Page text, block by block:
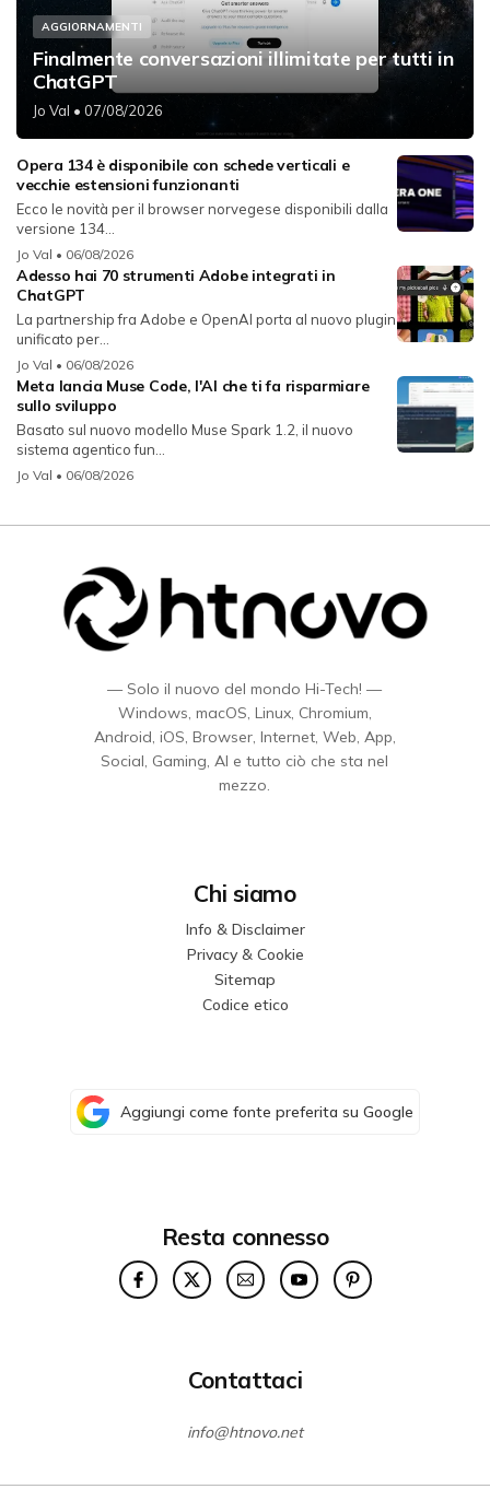
AGGIORNAMENTI
Finalmente conversazioni illimitate per tutti in
ChatGPT
Jo Val • 07/08/2026
Opera 134 è disponibile con schede verticali e
vecchie estensioni funzionanti
Ecco le novità per il browser norvegese disponibili dalla
versione 134...
Jo Val • 06/08/2026
Adesso hai 70 strumenti Adobe integrati in
ChatGPT
La partnership fra Adobe e OpenAI porta al nuovo plugin
unificato per...
Jo Val • 06/08/2026
Meta lancia Muse Code, l'AI che ti fa risparmiare
sullo sviluppo
Basato sul nuovo modello Muse Spark 1.2, il nuovo
sistema agentico fun...
Jo Val • 06/08/2026
— Solo il nuovo del mondo Hi-Tech! —
Windows, macOS, Linux, Chromium,
Android, iOS, Browser, Internet, Web, App,
Social, Gaming, AI e tutto ciò che sta nel
mezzo.
Chi siamo
Info & Disclaimer
Privacy & Cookie
Sitemap
Codice etico
Aggiungi come fonte preferita su Google
Resta connesso
Contattaci
info@htnovo.net